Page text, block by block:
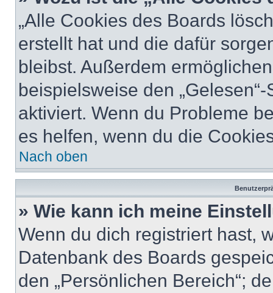
„Alle Cookies des Boards
erstellt hat und die dafür
bleibst. Außerdem
beispielsweise den
aktiviert. Wenn du Probleme
es helfen, wenn du die
Nach oben
» Wie kann ich meine
Wenn du dich registriert hast,
Datenbank des Boards
den „Persönlichen Bereich“;